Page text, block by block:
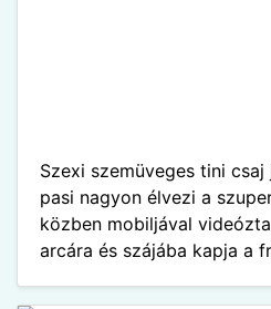
Szexi szemüveges tini
pasi nagyon élvezi a
közben mobiljával
arcára és szájába kapja a